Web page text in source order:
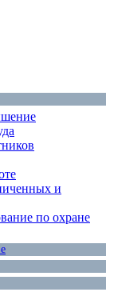
и
по охране